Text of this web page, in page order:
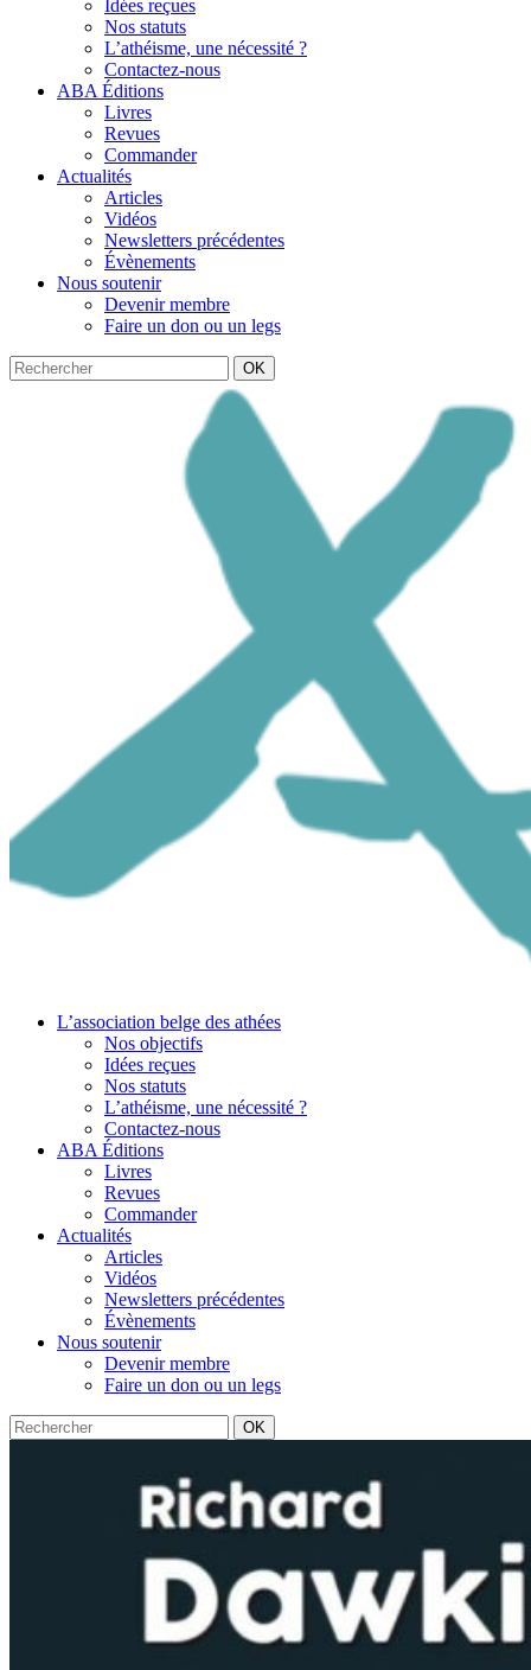
Idées reçues
Nos statuts
L’athéisme, une nécessité ?
Contactez-nous
ABA Éditions
Livres
Revues
Commander
Actualités
Articles
Vidéos
Newsletters précédentes
Évènements
Nous soutenir
Devenir membre
Faire un don ou un legs
OK
L’association belge des athées
Nos objectifs
Idées reçues
Nos statuts
L’athéisme, une nécessité ?
Contactez-nous
ABA Éditions
Livres
Revues
Commander
Actualités
Articles
Vidéos
Newsletters précédentes
Évènements
Nous soutenir
Devenir membre
Faire un don ou un legs
OK